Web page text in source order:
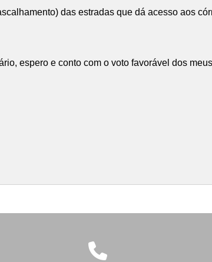
das estradas que dá acesso aos
espero e conto com o voto favorável dos